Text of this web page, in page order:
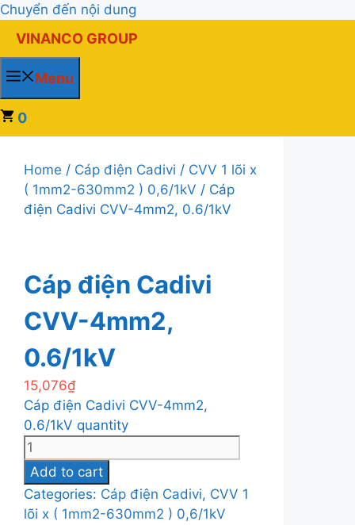
Chuyển đến nội dung
VINANCO GROUP
Menu
0
Home / Cáp điện Cadivi / CVV 1 lõi x
( 1mm2-630mm2 ) 0,6/1kV / Cáp
điện Cadivi CVV-4mm2, 0.6/1kV
Cáp điện Cadivi
CVV-4mm2,
0.6/1kV
15,076₫
Cáp điện Cadivi CVV-4mm2,
0.6/1kV quantity
Add to cart
Categories: Cáp điện Cadivi, CVV 1
lõi x ( 1mm2-630mm2 ) 0,6/1kV